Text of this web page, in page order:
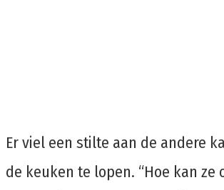
Er viel een stilte aan de andere
de keuken te lopen. “Hoe kan